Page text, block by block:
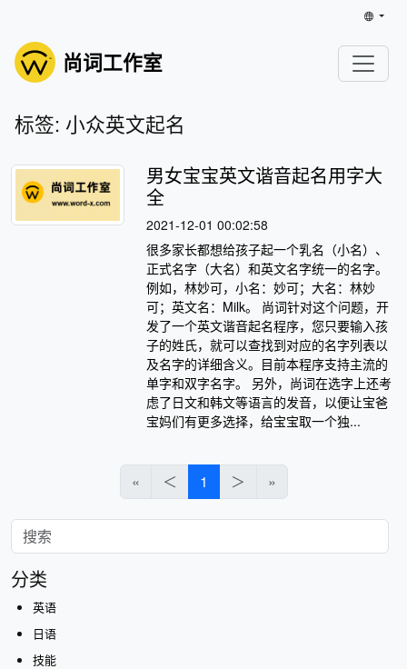
尚词工作室
标签: 小众英文起名
男女宝宝英文谐音起名用字大
全
2021-12-01 00:02:58
很多家长都想给孩子起一个乳名（小名）、
正式名字（大名）和英文名字统一的名字。
例如，林妙可，小名：妙可；大名：林妙
可；英文名：Milk。 尚词针对这个问题，开
发了一个英文谐音起名程序，您只要输入孩
子的姓氏，就可以查找到对应的名字列表以
及名字的详细含义。目前本程序支持主流的
单字和双字名字。 另外，尚词在选字上还考
虑了日文和韩文等语言的发音，以便让宝爸
宝妈们有更多选择，给宝宝取一个独...
« ＜ 1 ＞ »
分类
英语
日语
技能